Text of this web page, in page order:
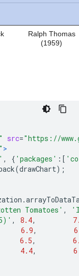
src="https://
>
, { 'packages' :[
(drawChart);
.
Tomatoes' ,
, 8.4,
6.9,
6.5,
4.4,